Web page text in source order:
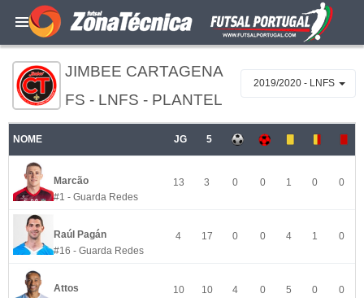
JIMBEE CARTAGENA
FS - LNFS - PLANTEL
2019/2020 - LNFS
NOME JG 5
Marcão
#1 - Guarda Redes
13 3 0 0 1 0 0
Raúl Pagán
#16 - Guarda Redes
4 17 0 0 4 1 0
Attos
10 10 4 0 5 0 0